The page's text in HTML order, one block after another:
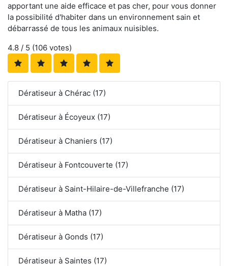
apportant une aide efficace et pas cher, pour vous donner
la possibilité d'habiter dans un environnement sain et
débarrassé de tous les animaux nuisibles.
4.8 / 5 (106 votes)
Dératiseur à Chérac (17)
Dératiseur à Écoyeux (17)
Dératiseur à Chaniers (17)
Dératiseur à Fontcouverte (17)
Dératiseur à Saint-Hilaire-de-Villefranche (17)
Dératiseur à Matha (17)
Dératiseur à Gonds (17)
Dératiseur à Saintes (17)